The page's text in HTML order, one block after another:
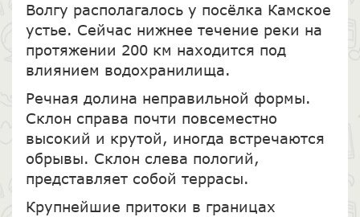
Волгу располагалось у посёлка Камское
устье. Сейчас нижнее течение реки на
протяжении 200 км находится под
влиянием водохранилища.
Речная долина неправильной формы.
Склон справа почти повсеместно
высокий и крутой, иногда встречаются
обрывы. Склон слева пологий,
представляет собой террасы.
Крупнейшие притоки в границах